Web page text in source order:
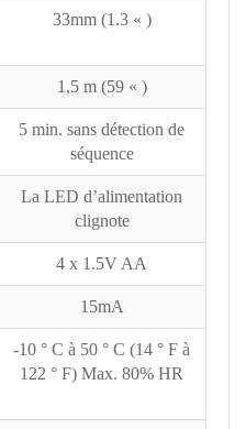
33mm (1.3 « )
1,5 m (59 « )
5 min. sans détection de
séquence
La LED d’alimentation
clignote
4 x 1.5V AA
15mA
-10 ° C à 50 ° C (14 ° F à
122 ° F) Max. 80% HR